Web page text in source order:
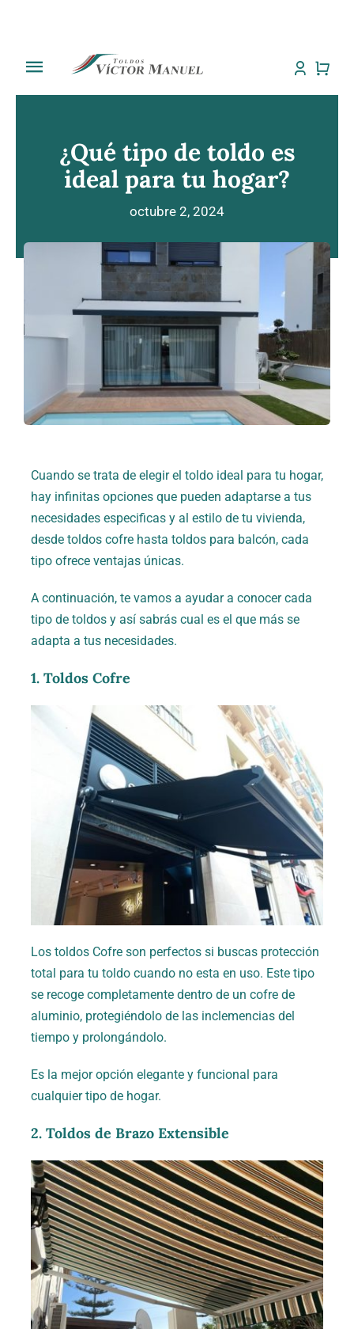
contenido
Toggle
Trabajos
Noti Toldos
¿Qué tipo de toldo es
ideal para tu hogar?
octubre 2, 2024
Cuando se trata de elegir el toldo ideal para tu hogar,
hay infinitas opciones que pueden adaptarse a tus
necesidades especificas y al estilo de tu vivienda,
desde toldos cofre hasta toldos para balcón, cada
tipo ofrece ventajas únicas.
A continuación, te vamos a ayudar a conocer cada
tipo de toldos y así sabrás cual es el que más se
adapta a tus necesidades.
1. Toldos Cofre
Los toldos Cofre son perfectos si buscas protección
total para tu toldo cuando no esta en uso. Este tipo
se recoge completamente dentro de un cofre de
aluminio, protegiéndolo de las inclemencias del
tiempo y prolongándolo.
Es la mejor opción elegante y funcional para
cualquier tipo de hogar.
2. Toldos de Brazo Extensible